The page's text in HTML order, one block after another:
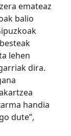
emateaz
balio
lehen
dira.
handia
dute”,